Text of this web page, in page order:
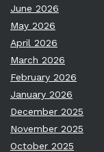
June 2026
May 2026
April 2026
March 2026
February 2026
January 2026
December 2025
November 2025
October 2025